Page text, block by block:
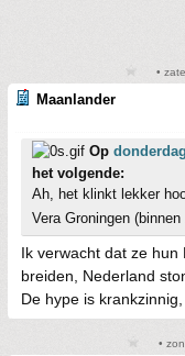
•
Maanlander
Op
het volgende:
Ah, het klinkt lekker
Vera Groningen
Ik verwacht dat ze
breiden, Nederland
De hype is
•